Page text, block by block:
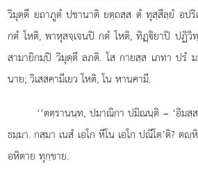
วิมุตฺตึ ยถาภูตํปชานาติ ยตฺถสฺส ตํ ทุสฺสีลฺยํ อปริ
กตํ โหติ, พาหุสจฺเจนปิ กตํ โหติ, ทิฏฺิยาปิ ปฏิวิ
สามายิกมฺปิ วิมุตฺตึ ลภติ. โส กายสฺส เภทา ปรํ
นาย; วิเสสคามีเยว โหติ, โน หานคามี.
‘‘ตตฺรานนฺท, ปมาณิกา ปมิณนฺติ – ‘อิมสฺ
ธมฺมา. กสฺมา เนสํ เอโก หีโน เอโก ปณีโต’ติ? ต
อหิตาย ทุกฺขาย.